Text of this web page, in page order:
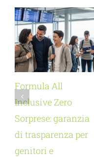
Formula All
Inclusive Zero
Sorprese: garanzia
di trasparenza per
genitori e